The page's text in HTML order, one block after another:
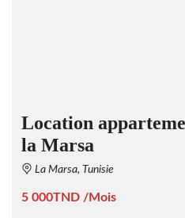
Location
la Marsa
La Marsa, Tunisie
5 000TND /Mois